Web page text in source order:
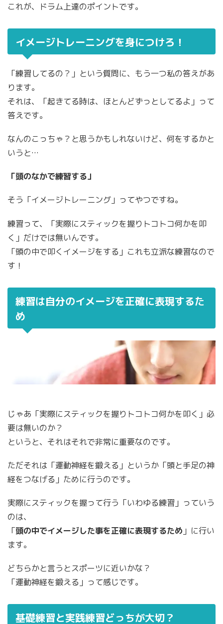
これが、ドラム上達のポイントです。
イメージトレーニングを身につけろ！
「練習してるの？」という質問に、もう一つ私の答えがあ
ります。
それは、「起きてる時は、ほとんどずっとしてるよ」って
答えです。
なんのこっちゃ？と思うかもしれないけど、何をするかと
いうと…
「頭のなかで練習する」
そう「イメージトレーニング」ってやつですね。
練習って、「実際にスティックを握りトコトコ何かを叩
く」だけでは無いんです。
「頭の中で叩くイメージをする」これも立派な練習なので
す！
練習は自分のイメージを正確に表現するた
め
じゃあ「実際にスティックを握りトコトコ何かを叩く」必
要は無いのか？
というと、それはそれで非常に重要なのです。
ただそれは「運動神経を鍛える」というか「頭と手足の神
経をつなげる」ために行うのです。
実際にスティックを握って行う「いわゆる練習」っていう
のは、
「頭の中でイメージした事を正確に表現するため 」に行い
ます。
どちらかと言うとスポーツに近いかな？
「運動神経を鍛える」って感じです。
基礎練習と実践練習どっちが大切？